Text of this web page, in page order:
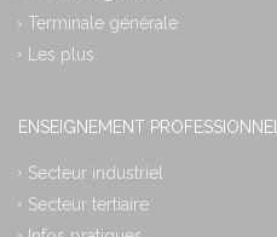
Terminale générale
Les plus
ENSEIGNEMENT PROFESSIONNEL
Secteur industriel
Secteur tertiaire